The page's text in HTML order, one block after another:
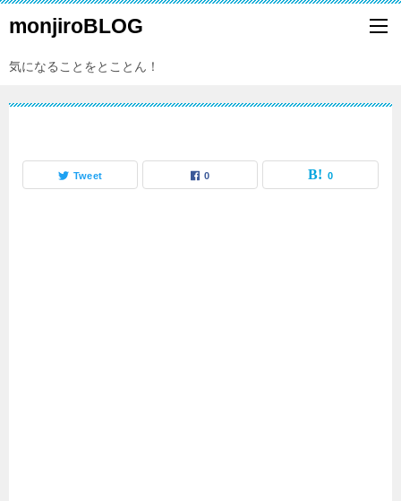
monjiroBLOG
気になることをとことん！
Tweet 0 0